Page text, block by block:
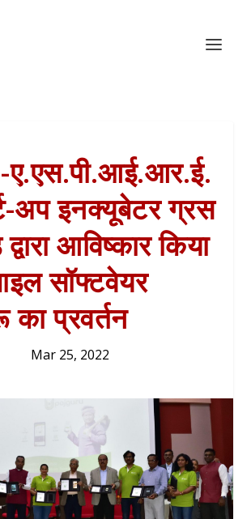
ए.एस.पी.आई.आर.ई.
अप इनक्यूबेटर ग्रस
आविष्कार किया
सॉफ्टवेयर
प्रवर्तन
Mar 25, 2022